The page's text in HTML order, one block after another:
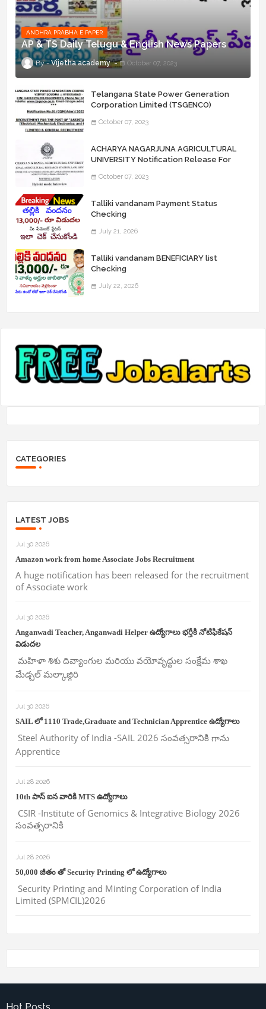
ANDHRA PRABHA E PAPER
AP & TS Daily Telugu & English News Papers
Vijetha academy October 07, 2023
Telangana State Power Generation
Corporation Limited (TSGENCO)
“Assistant Engineers" Posts
October 07, 2023
ACHARYA NAGARJUNA AGRICULTURAL
UNIVERSITY Notification Release For
October 07, 2023
Talliki vandanam Payment Status
Checking
July 21, 2026
Talliki vandanam BENEFICIARY list
Checking
July 22, 2026
CATEGORIES
LATEST JOBS
Jul 30 2026
Amazon work from home Associate Jobs Recruitment
A huge notification has been released for the recruitment
of Associate work
Jul 30 2026
Anganwadi Teacher, Anganwadi Helper ఉద్యోగాలు భర్తీకి నోటిఫికేషన్
విడుదల
మహిళా శిశు దివ్యాంగుల మరియు వయోవృద్దుల సంక్షేమ శాఖ
మేడ్చల్ మల్కాజ్గిరి
Jul 30 2026
SAIL లో 1110 Trade,Graduate and Technician Apprentice ఉద్యోగాలు
Steel Authority of India -SAIL 2026 సంవత్సరానికి గాను
Apprentice
Jul 28 2026
10th పాస్ ఐన వారికి MTS ఉద్యోగాలు
CSIR -Institute of Genomics & Integrative Biology 2026
సంవత్సరానికి
Jul 28 2026
50,000 జీతం తో Security Printing లో ఉద్యోగాలు
Security Printing and Minting Corporation of India
Limited (SPMCIL)2026